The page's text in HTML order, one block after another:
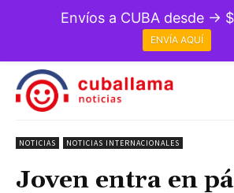
NOTICIAS NOTICIAS INTERNACIONALES
Joven entra en
Envíos a CUBA desde →
ENVÍA AQUÍ